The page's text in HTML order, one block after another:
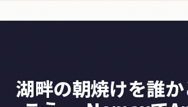
湖畔の朝焼けを誰